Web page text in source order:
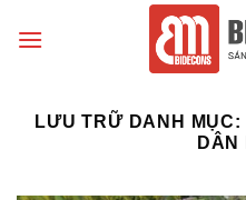
đến
LƯU TRỮ DANH MỤC:
DÂN